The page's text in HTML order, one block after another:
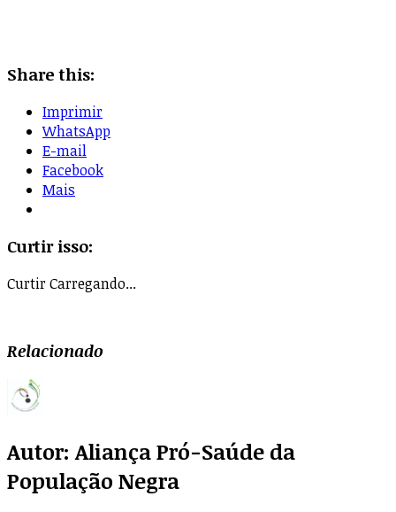
Share this:
Imprimir
WhatsApp
E-mail
Facebook
Mais
Curtir isso:
CurtirCarregando...
Relacionado
Autor: Aliança Pró-Saúde da
População Negra